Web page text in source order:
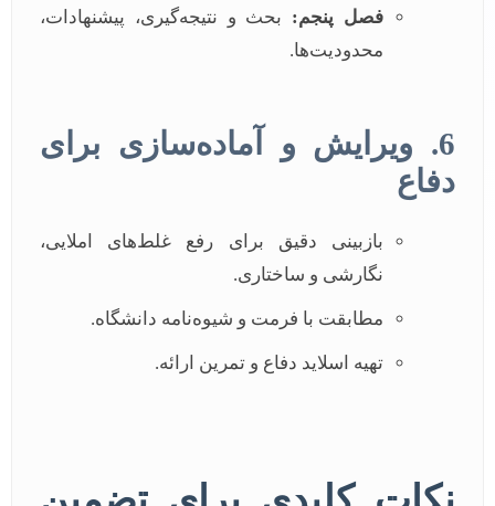
فصل پنجم: بحث و نتیجه‌گیری، پیشنهادات،
محدودیت‌ها.
6. ویرایش و آماده‌سازی برای
دفاع
بازبینی دقیق برای رفع غلط‌های املایی،
نگارشی و ساختاری.
مطابقت با فرمت و شیوه‌نامه دانشگاه.
تهیه اسلاید دفاع و تمرین ارائه.